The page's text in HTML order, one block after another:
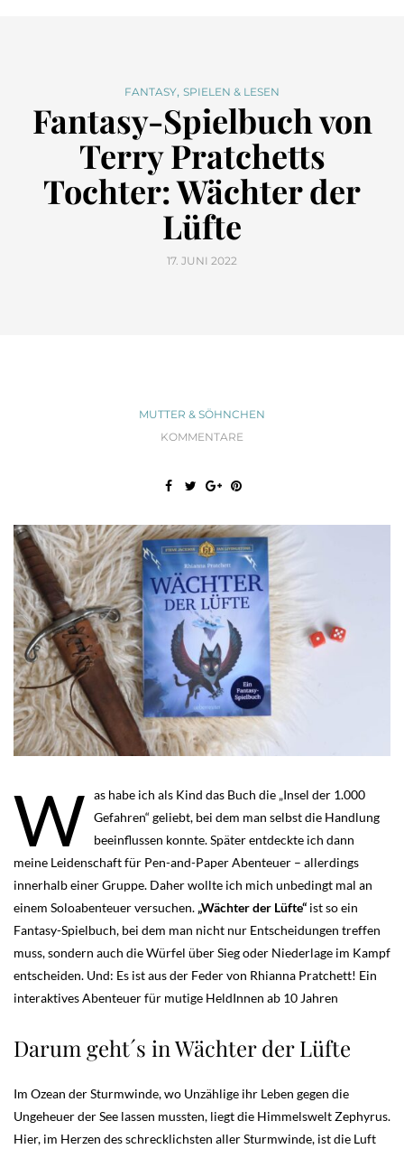
FANTASY, SPIELEN & LESEN
Fantasy-Spielbuch von
Terry Pratchetts
Tochter: Wächter der
Lüfte
17. JUNI 2022
MUTTER & SÖHNCHEN
KOMMENTARE
W as habe ich als Kind das Buch die „Insel der 1.000
Gefahren“ geliebt, bei dem man selbst die Handlung
beeinflussen konnte. Später entdeckte ich dann
meine Leidenschaft für Pen-and-Paper Abenteuer – allerdings
innerhalb einer Gruppe. Daher wollte ich mich unbedingt mal an
einem Soloabenteuer versuchen. „Wächter der Lüfte“ ist so ein
Fantasy-Spielbuch, bei dem man nicht nur Entscheidungen treffen
muss, sondern auch die Würfel über Sieg oder Niederlage im Kampf
entscheiden. Und: Es ist aus der Feder von Rhianna Pratchett! Ein
interaktives Abenteuer für mutige HeldInnen ab 10 Jahren
Darum geht´s in Wächter der Lüfte
Im Ozean der Sturmwinde, wo Unzählige ihr Leben gegen die
Ungeheuer der See lassen mussten, liegt die Himmelswelt Zephyrus.
Hier, im Herzen des schrecklichsten aller Sturmwinde, ist die Luft